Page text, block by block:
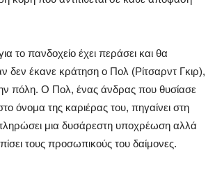
το πανδοχείο έχει περάσει και θα
δεν έκανε κράτηση ο Πολ (Ρίτσαρντ Γκιρ),
πόλη. Ο Πολ, ένας άνδρας που θυσίασε
όνομα της καριέρας του, πηγαίνει στη
μια δυσάρεστη υποχρέωση αλλά
τους προσωπικούς του δαίμονες.